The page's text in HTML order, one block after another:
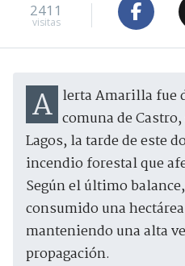
2411
visitas
Alerta Amarilla fue decretada para la comuna de
Lagos, la tarde de este
incendio forestal que
Según el último
consumido una
manteniendo una alta
propagación.